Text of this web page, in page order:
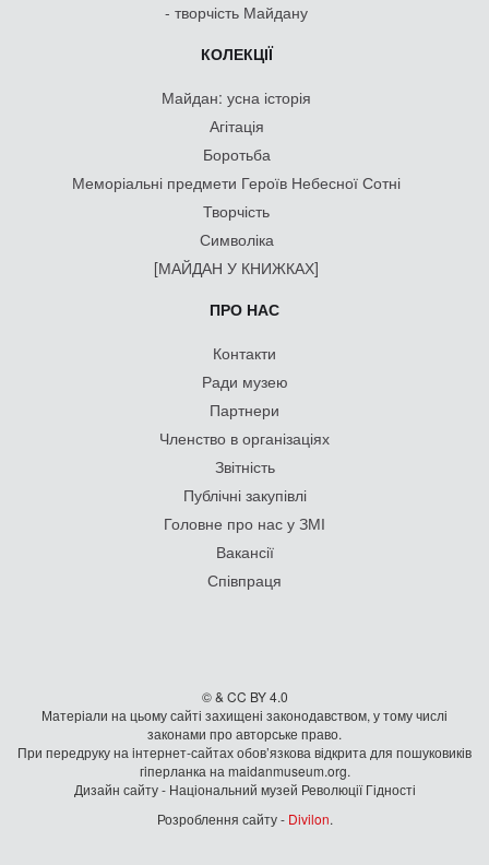
- творчість Майдану
КОЛЕКЦІЇ
Майдан: усна історія
Агітація
Боротьба
Меморіальні предмети Героїв Небесної Сотні
Творчість
Символіка
[МАЙДАН У КНИЖКАХ]
ПРО НАС
Контакти
Ради музею
Партнери
Членство в організаціях
Звітність
Публічні закупівлі
Головне про нас у ЗМІ
Вакансії
Співпраця
© & CC BY 4.0
Матеріали на цьому сайті захищені законодавством, у тому числі
законами про авторське право.
При передруку на iнтернет-сайтах обов’язкова відкрита для пошуковиків
гiперланка на maidanmuseum.org.
Дизайн сайту - Національний музей Революції Гідності
Розроблення сайту - Divilon.